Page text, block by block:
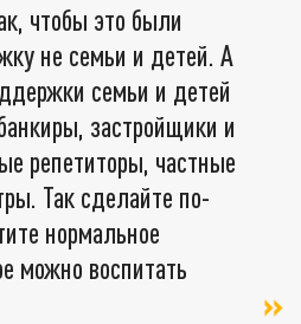
чтобы это были
не семьи и детей. А
семьи и детей
застройщики и
репетиторы, частные
Так сделайте по-
нормальное
можно воспитать